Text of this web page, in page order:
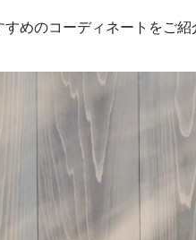
すめのコーディネートをご